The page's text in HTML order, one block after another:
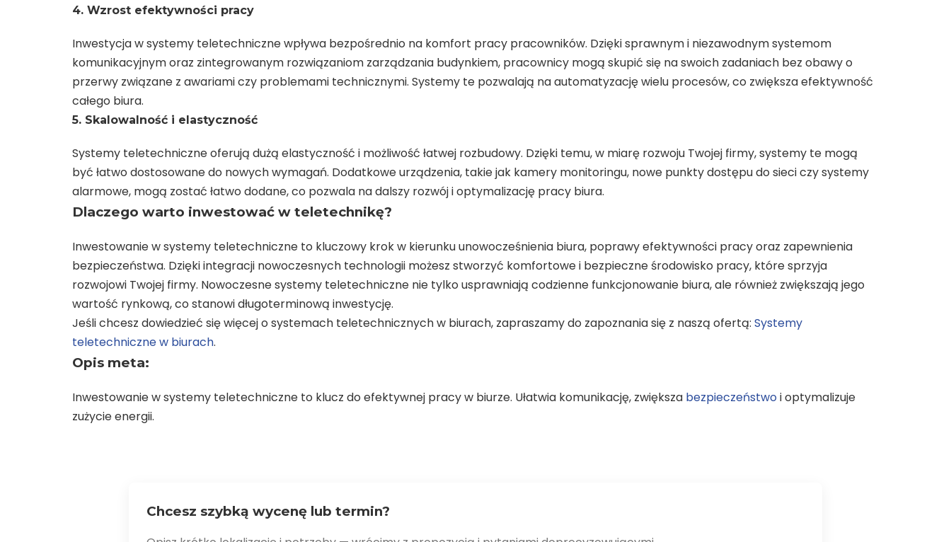
4. Wzrost efektywności pracy
Inwestycja w systemy teletechniczne wpływa bezpośrednio na komfort pracy pracowników. Dzięki sprawnym i niezawodnym systemom
komunikacyjnym oraz zintegrowanym rozwiązaniom zarządzania budynkiem, pracownicy mogą skupić się na swoich zadaniach bez obawy o
przerwy związane z awariami czy problemami technicznymi. Systemy te pozwalają na automatyzację wielu procesów, co zwiększa efektywność
całego biura.
5. Skalowalność i elastyczność
Systemy teletechniczne oferują dużą elastyczność i możliwość łatwej rozbudowy. Dzięki temu, w miarę rozwoju Twojej firmy, systemy te mogą
być łatwo dostosowane do nowych wymagań. Dodatkowe urządzenia, takie jak kamery monitoringu, nowe punkty dostępu do sieci czy systemy
alarmowe, mogą zostać łatwo dodane, co pozwala na dalszy rozwój i optymalizację pracy biura.
Dlaczego warto inwestować w teletechnikę?
Inwestowanie w systemy teletechniczne to kluczowy krok w kierunku unowocześnienia biura, poprawy efektywności pracy oraz zapewnienia
bezpieczeństwa. Dzięki integracji nowoczesnych technologii możesz stworzyć komfortowe i bezpieczne środowisko pracy, które sprzyja
rozwojowi Twojej firmy. Nowoczesne systemy teletechniczne nie tylko usprawniają codzienne funkcjonowanie biura, ale również zwiększają jego
wartość rynkową, co stanowi długoterminową inwestycję.
Jeśli chcesz dowiedzieć się więcej o systemach teletechnicznych w biurach, zapraszamy do zapoznania się z naszą ofertą: Systemy
teletechniczne w biurach.
Opis meta:
Inwestowanie w systemy teletechniczne to klucz do efektywnej pracy w biurze. Ułatwia komunikację, zwiększa bezpieczeństwoi optymalizuje
zużycie energii.
Chcesz szybką wycenę lub termin?